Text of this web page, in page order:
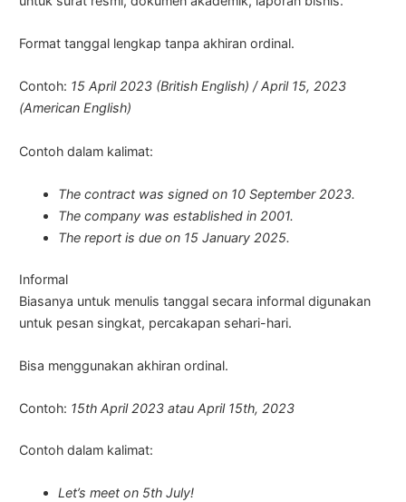
Format tanggal lengkap tanpa akhiran ordinal.
Contoh: 15 April 2023 (British English) / April 15, 2023
(American English)
Contoh dalam kalimat:
The contract was signed on 10 September 2023.
The company was established in 2001.
The report is due on 15 January 2025.
Informal
Biasanya untuk menulis tanggal secara informal digunakan
untuk pesan singkat, percakapan sehari-hari.
Bisa menggunakan akhiran ordinal.
Contoh: 15th April 2023 atau April 15th, 2023
Contoh dalam kalimat:
Let’s meet on 5th July!